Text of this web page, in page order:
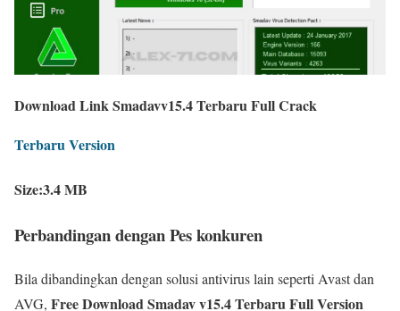
Download Link Smadavv15.4 Terbaru Full Crack
Terbaru Version
Size:3.4 MB
Perbandingan dengan Pes konkuren
Bila dibandingkan dengan solusi antivirus lain seperti Avast dan
AVG, Free Download Smadav v15.4 Terbaru Full Version